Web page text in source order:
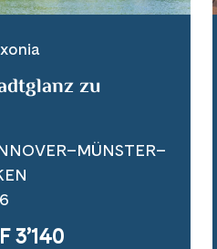
zu
3’140
23 August 2026